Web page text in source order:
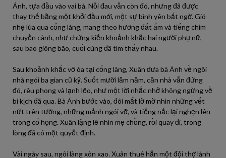
Ánh, tựa đầu vào vai bà. Nỗi đau vẫn còn đó, nhưng đã được
thay thế bằng một khởi đầu mới, một sự bình yên bất ngờ. Gió
nhẹ lùa qua cổng làng, mang theo hương đất ẩm và tiếng chim
chuyền cành, như chứng kiến khoảnh khắc hai người phụ nữ,
sau bao giông bão, cuối cùng đã tìm thấy nhau.
Sau khoảnh khắc vỡ òa tại cổng làng, Xuân đưa bà Ánh về ngôi
nhà ngói ba gian cũ kỹ. Suốt mười lăm năm, căn nhà vẫn đứng
đó, rêu phong và lạnh lẽo, như một lời nhắc nhở không ngừng về
bi kịch đã qua. Bà Ánh bước vào, đôi mắt lờ mờ nhìn những vết
nứt trên tường, những mảnh ngói vỡ, và tiếng nấc lại nghẹn lên
trong cổ họng. Xuân lặng lẽ nhìn mẹ chồng, rồi quay đi, trong
lòng đã có một quyết định.
Vài ngày sau, ngôi làng xôn xao. Xuân thuê hẳn một đội thợ lành